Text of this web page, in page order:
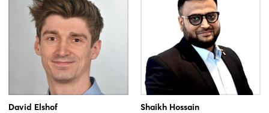
David Elshof Shaikh Hossain